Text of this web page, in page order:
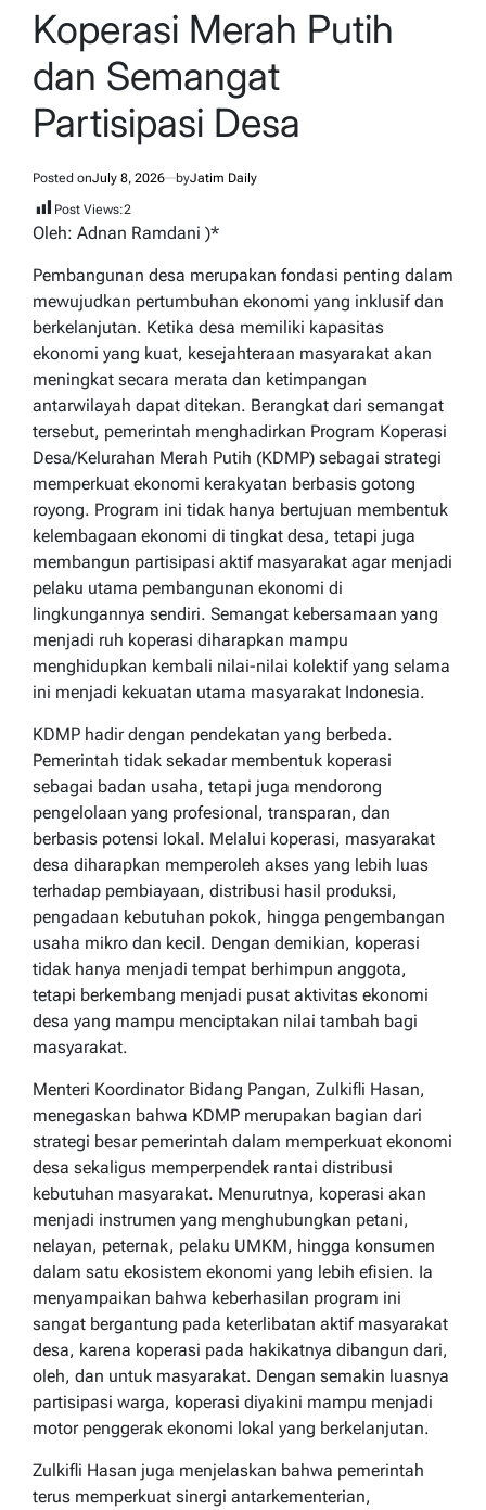
Koperasi Merah Putih
dan Semangat
Partisipasi Desa
Posted onJuly 8, 2026 byJatim Daily
Post Views:2
Oleh: Adnan Ramdani )*
Pembangunan desa merupakan fondasi penting dalam
mewujudkan pertumbuhan ekonomi yang inklusif dan
berkelanjutan. Ketika desa memiliki kapasitas
ekonomi yang kuat, kesejahteraan masyarakat akan
meningkat secara merata dan ketimpangan
antarwilayah dapat ditekan. Berangkat dari semangat
tersebut, pemerintah menghadirkan Program Koperasi
Desa/Kelurahan Merah Putih (KDMP) sebagai strategi
memperkuat ekonomi kerakyatan berbasis gotong
royong. Program ini tidak hanya bertujuan membentuk
kelembagaan ekonomi di tingkat desa, tetapi juga
membangun partisipasi aktif masyarakat agar menjadi
pelaku utama pembangunan ekonomi di
lingkungannya sendiri. Semangat kebersamaan yang
menjadi ruh koperasi diharapkan mampu
menghidupkan kembali nilai-nilai kolektif yang selama
ini menjadi kekuatan utama masyarakat Indonesia.
KDMP hadir dengan pendekatan yang berbeda.
Pemerintah tidak sekadar membentuk koperasi
sebagai badan usaha, tetapi juga mendorong
pengelolaan yang profesional, transparan, dan
berbasis potensi lokal. Melalui koperasi, masyarakat
desa diharapkan memperoleh akses yang lebih luas
terhadap pembiayaan, distribusi hasil produksi,
pengadaan kebutuhan pokok, hingga pengembangan
usaha mikro dan kecil. Dengan demikian, koperasi
tidak hanya menjadi tempat berhimpun anggota,
tetapi berkembang menjadi pusat aktivitas ekonomi
desa yang mampu menciptakan nilai tambah bagi
masyarakat.
Menteri Koordinator Bidang Pangan, Zulkifli Hasan,
menegaskan bahwa KDMP merupakan bagian dari
strategi besar pemerintah dalam memperkuat ekonomi
desa sekaligus memperpendek rantai distribusi
kebutuhan masyarakat. Menurutnya, koperasi akan
menjadi instrumen yang menghubungkan petani,
nelayan, peternak, pelaku UMKM, hingga konsumen
dalam satu ekosistem ekonomi yang lebih efisien. Ia
menyampaikan bahwa keberhasilan program ini
sangat bergantung pada keterlibatan aktif masyarakat
desa, karena koperasi pada hakikatnya dibangun dari,
oleh, dan untuk masyarakat. Dengan semakin luasnya
partisipasi warga, koperasi diyakini mampu menjadi
motor penggerak ekonomi lokal yang berkelanjutan.
Zulkifli Hasan juga menjelaskan bahwa pemerintah
terus memperkuat sinergi antarkementerian,